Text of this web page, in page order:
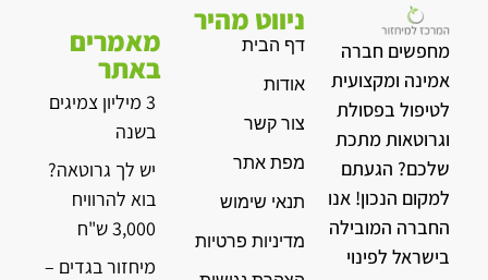
מחפשים חברה
אמינה ומקצועית
לטיפול בפסולת
וגרוטאות מתכת
שלכם? הגעתם
למקום הנכון! אנו
החברה המובילה
בישראל לפינוי
ניווט מהיר
דף הבית
אודות
צור קשר
מפת אתר
תנאי שימוש
מדיניות פרטיות
מאמרים
באתר
3 מיליון צמיגים
בשנה
יש לך גרוטאה?
בוא להרוויח
3,000 ש"ח
מיחזור בגדים –